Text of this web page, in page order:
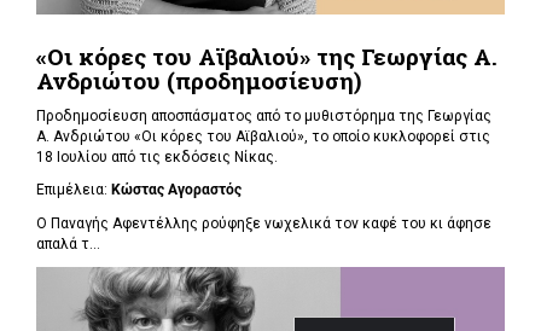
«Οι κόρες του Αϊβαλιού» της Γεωργίας Α.
Ανδριώτου (προδημοσίευση)
Προδημοσίευση αποσπάσματος από το μυθιστόρημα της Γεωργίας
Α. Ανδριώτου «Οι κόρες του Αϊβαλιού», το οποίο κυκλοφορεί στις
18 Ιουλίου από τις εκδόσεις Νίκας.
Επιμέλεια: Κώστας Αγοραστός
Ο Παναγής Αφεντέλλης ρούφηξε νωχελικά τον καφέ του κι άφησε
απαλά τ...